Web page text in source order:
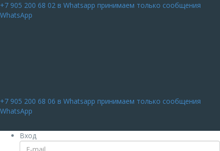
+7 905 200 68 02 в Whatsapp принимаем только сообщения
WhatsApp
+7 905 200 68 06 в Whatsapp принимаем только сообщения
WhatsApp
Вход